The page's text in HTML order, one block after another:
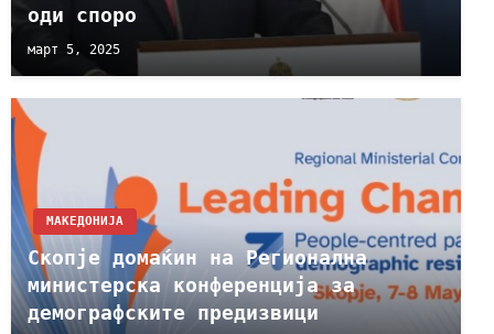
оди споро
март 5, 2025
МАКЕДОНИЈА
Скопје домаќин на Регионална
министерска конференција за
демографските предизвици